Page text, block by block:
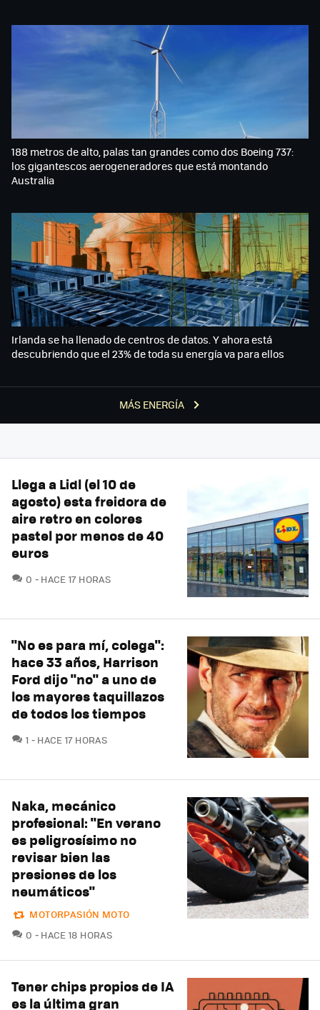
MÁS ENERGÍA
188 metros de alto, palas tan grandes como dos Boeing 737:
los gigantescos aerogeneradores que está montando
Australia
Irlanda se ha llenado de centros de datos. Y ahora está
descubriendo que el 23% de toda su energía va para ellos
Llega a Lidl (el 10 de
agosto) esta freidora de
aire retro en colores
pastel por menos de 40
euros
0 COMENTARIOS
HACE 17 HORAS
"No es para mí, colega":
hace 33 años, Harrison
Ford dijo "no" a uno de
los mayores taquillazos
de todos los tiempos
1 COMENTARIOS
HACE 17 HORAS
Naka, mecánico
profesional: "En verano
es peligrosísimo no
revisar bien las
presiones de los
neumáticos"
MOTORPASIÓN MOTO
0 COMENTARIOS
HACE 18 HORAS
Tener chips propios de IA
es la última gran